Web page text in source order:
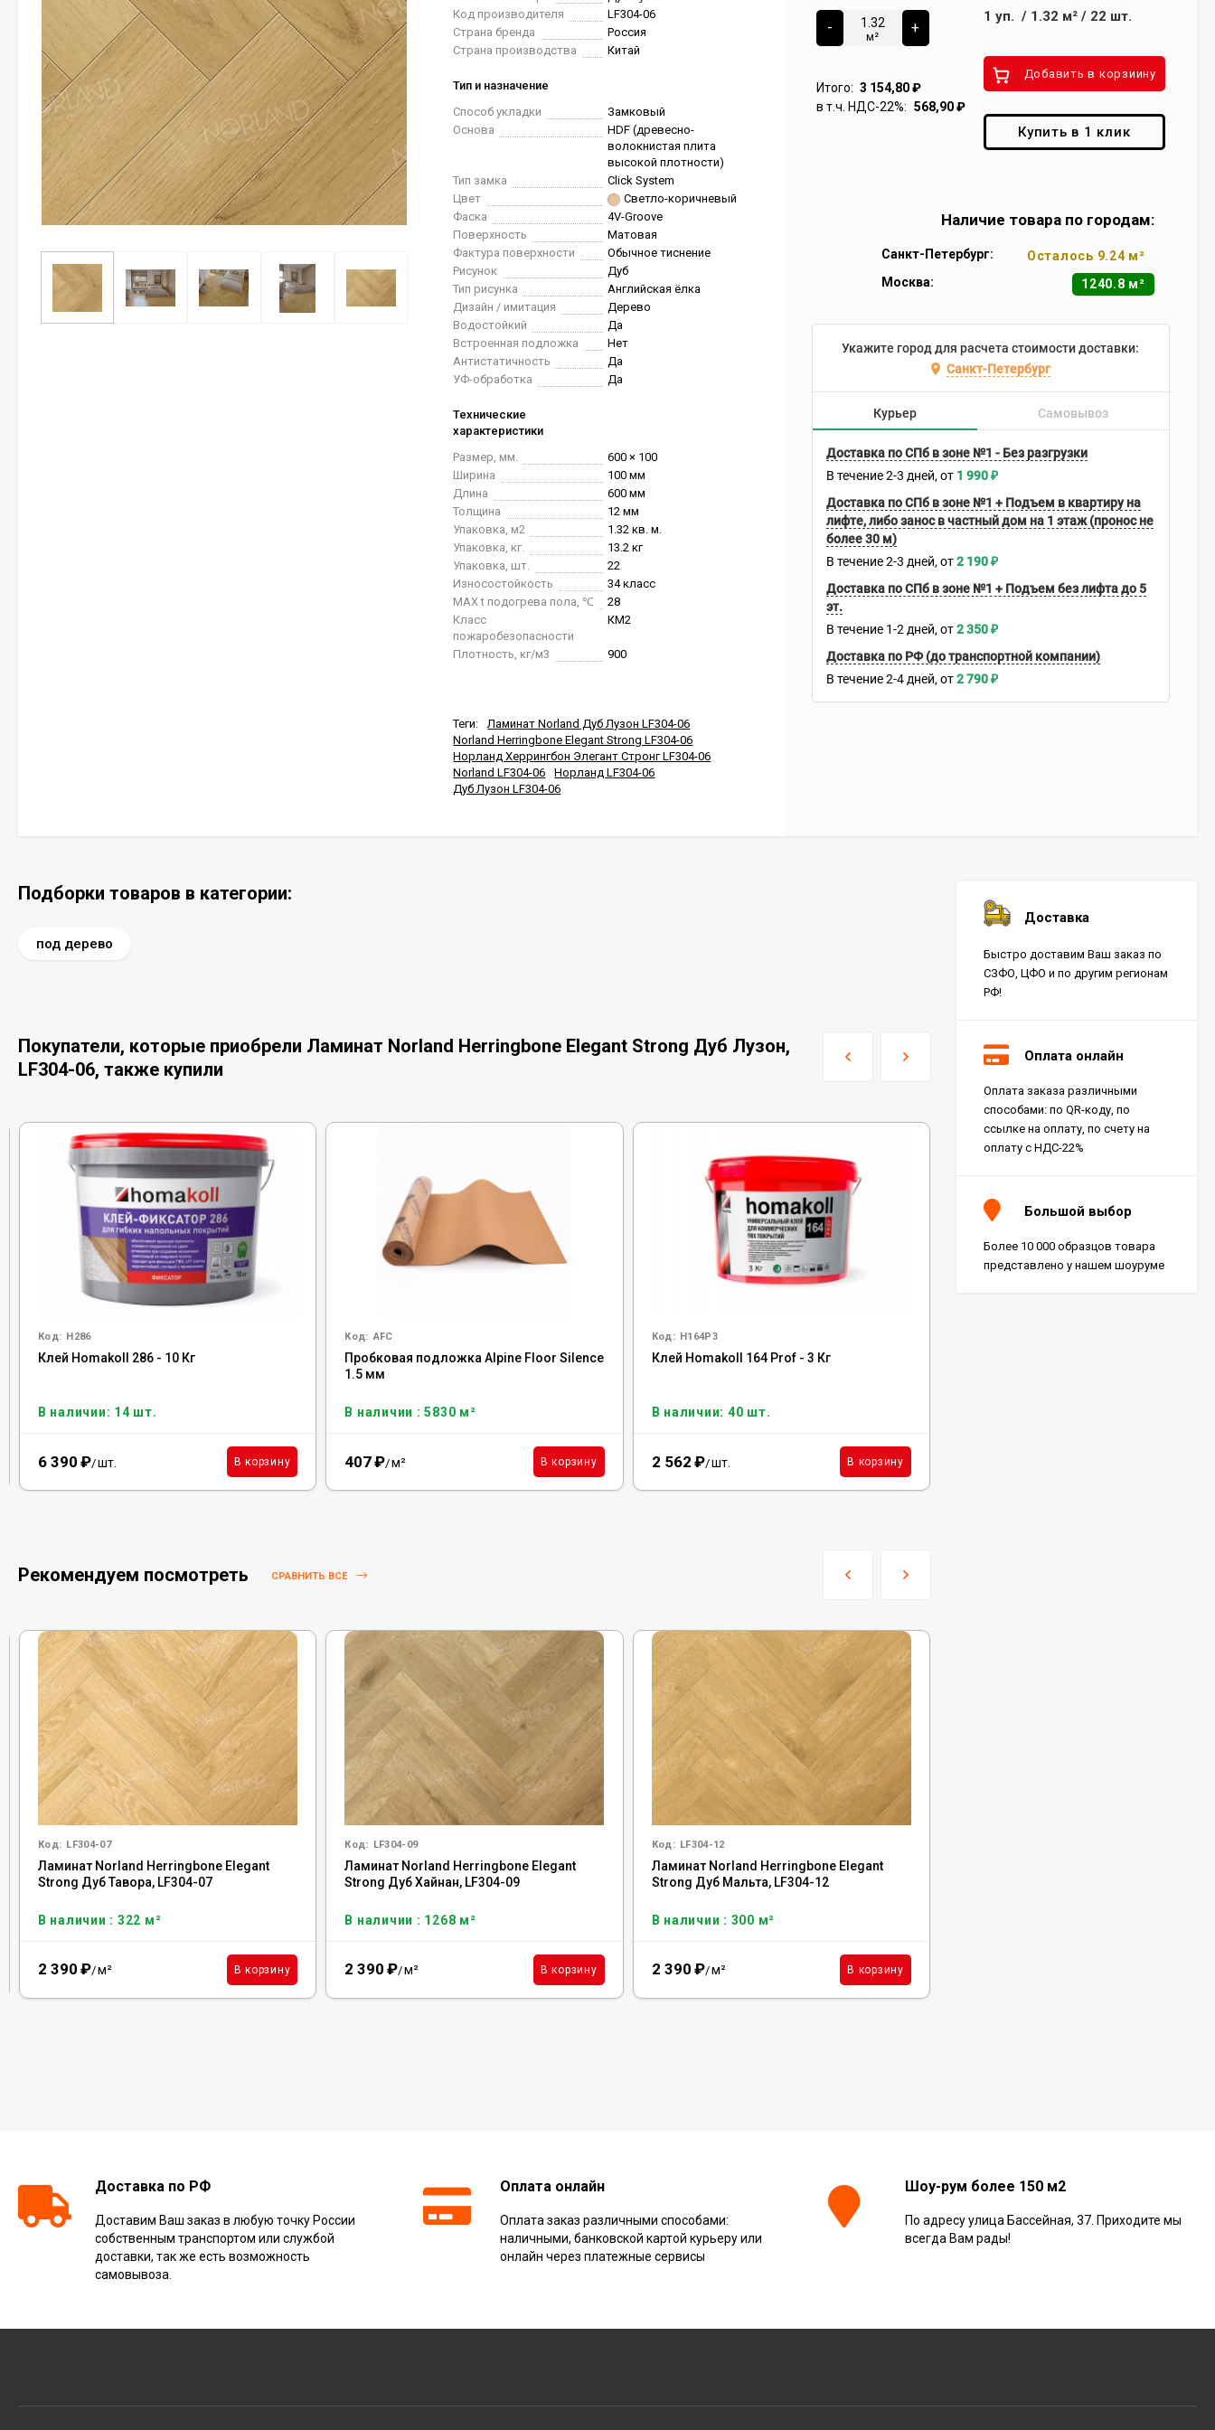
Код производителя
LF304-06
Страна бренда
Россия
Страна производства
Китай
Тип и назначение
Способ укладки
Замковый
Основа
HDF (древесно-
волокнистая плита
высокой плотности)
Тип замка
Click System
Цвет
Светло-коричневый
Фаска
4V-Groove
Поверхность
Матовая
Фактура поверхности
Обычное тиснение
Рисунок
Дуб
Тип рисунка
Английская ёлка
Дизайн / имитация
Дерево
Водостойкий
Да
Встроенная подложка
Нет
Антистатичность
Да
УФ-обработка
Да
Технические
характеристики
Размер, мм.
600 × 100
Ширина
100 мм
Длина
600 мм
Толщина
12 мм
Упаковка, м2
1.32 кв. м.
Упаковка, кг.
13.2 кг
Упаковка, шт.
22
Износостойкость
34 класс
MAX t подогрева пола, ℃
28
Класс
пожаробезопасности
КМ2
Плотность, кг/м3 900
Теги:
Ламинат Norland Дуб Лузон LF304-06
Norland Herringbone Elegant Strong LF304-06
Норланд Херрингбон Элегант Стронг LF304-06
Norland LF304-06
Норланд LF304-06
Дуб Лузон LF304-06
-
м²
+
Итого: 3 154,80₽
в т.ч. НДС-22%: 568,90₽
1 уп. / 1.32 м²/ 22 шт.
Добавить в корзиину
Купить в 1 клик
Наличие товара по городам:
Санкт-Петербург:
Осталось 9.24 м²
Москва:
1240.8 м²
Укажите город для расчета стоимости доставки:
Санкт-Петербург
Курьер Самовывоз
Доставка по СПб в зоне №1 - Без разгрузки
В течение 2-3 дней 1 990₽
Доставка по СПб в зоне №1 + Подъем в квартиру на
лифте, либо занос в частный дом на 1 этаж (пронос не
более 30 м)
В течение 2-3 дней 2 190₽
Доставка по СПб в зоне №1 + Подъем без лифта до 5
эт.
В течение 1-2 дней 2 350₽
Доставка по РФ (до транспортной компании)
В течение 2-4 дней 2 790₽
Подборки товаров в категории:
под дерево
Покупатели, которые приобрели Ламинат Norland Herringbone Elegant Strong Дуб Лузон,
LF304-06, также купили
Код: H286
Клей Homakoll 286 - 10 Кг
В наличии: 14 шт.
6 390 ₽/шт. В корзину
Код: AFC
Пробковая подложка Alpine Floor Silence
1.5 мм
В наличии : 5830 м²
407₽/м² В корзину
Код: H164P3
Клей Homakoll 164 Prof - 3 Кг
В наличии: 40 шт.
2 562 ₽/шт. В корзину
Рекомендуем посмотреть СРАВНИТЬ ВСЕ
Код: LF304-07
Ламинат Norland Herringbone Elegant
Strong Дуб Тавора, LF304-07
В наличии : 322 м²
2 390 ₽/м² В корзину
Код: LF304-09
Ламинат Norland Herringbone Elegant
Strong Дуб Хайнан, LF304-09
В наличии : 1268 м²
2 390 ₽/м² В корзину
Код: LF304-12
Ламинат Norland Herringbone Elegant
Strong Дуб Мальта, LF304-12
В наличии : 300 м²
2 390 ₽/м² В корзину
Доставка
Быстро доставим Ваш заказ по
СЗФО, ЦФО и по другим регионам
РФ!
Оплата онлайн
Оплата заказа различными
способами: по QR-коду, по
ссылке на оплату, по счету на
оплату с НДС-22%
Большой выбор
Более 10 000 образцов товара
представлено у нашем шоуруме
Доставка по РФ
Доставим Ваш заказ в любую точку России
собственным транспортом или службой
доставки, так же есть возможность
самовывоза.
Оплата онлайн
Оплата заказ различными способами:
наличными, банковской картой курьеру или
онлайн через платежные сервисы
Шоу-рум более 150 м2
По адресу улица Бассейная, 37. Приходите мы
всегда Вам рады!